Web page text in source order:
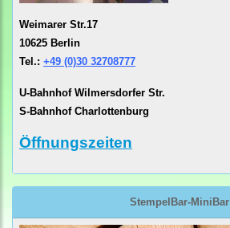
Weimarer Str.17
10625 Berlin
Tel.: +49 (0)30 32708777
U-Bahnhof Wilmersdorfer Str.
S-Bahnhof Charlottenburg
Öffnungszeiten
StempelBar-MiniBar